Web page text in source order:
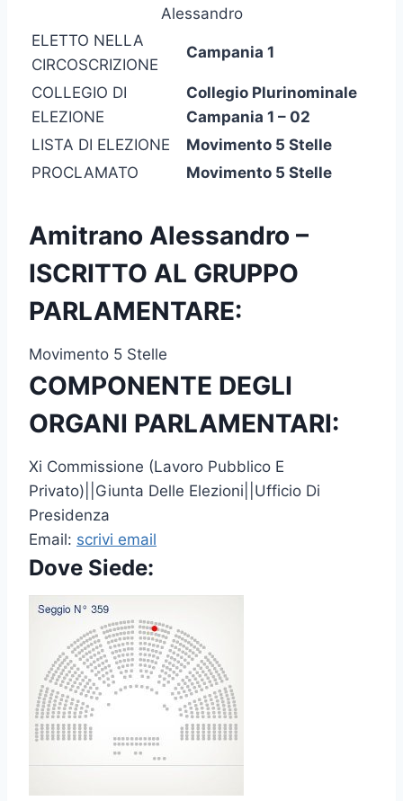
Alessandro
ELETTO NELLA
CIRCOSCRIZIONE
Campania 1
COLLEGIO DI
ELEZIONE
Collegio Plurinominale
Campania 1 – 02
LISTA DI ELEZIONE
Movimento 5 Stelle
PROCLAMATO
Movimento 5 Stelle
Amitrano Alessandro –
ISCRITTO AL GRUPPO
PARLAMENTARE:
Movimento 5 Stelle
COMPONENTE DEGLI
ORGANI PARLAMENTARI:
Xi Commissione (Lavoro Pubblico E
Privato)||Giunta Delle Elezioni||Ufficio Di
Presidenza
Email: scrivi email
Dove Siede: